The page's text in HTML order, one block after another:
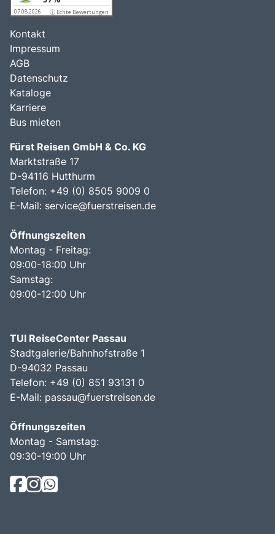
07.08.2026 ⓘ Echte Bewertungen
Kontakt
Impressum
AGB
Datenschutz
Kataloge
Karriere
Bus mieten
Fürst Reisen GmbH & Co. KG
Marktstraße 17
D-94116 Hutthurm
Telefon: +49 (0) 8505 9009 0
E-Mail: service@fuerstreisen.de
Öffnungszeiten
Montag - Freitag:
09:00-18:00 Uhr
Samstag:
09:00-12:00 Uhr
TUI ReiseCenter Passau
Stadtgalerie/Bahnhofstraße 1
D-94032 Passau
Telefon: +49 (0) 851 93131 0
E-Mail: passau@fuerstreisen.de
Öffnungszeiten
Montag - Samstag:
09:30-19:00 Uhr